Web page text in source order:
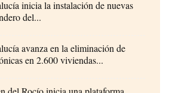
inicia la instalación de nuevas
del...
avanza en la eliminación de
en 2.600 viviendas...